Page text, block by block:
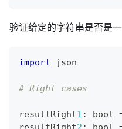
验证给定的字符串是否是一
import json
# Right cases
resultRight1 : bool